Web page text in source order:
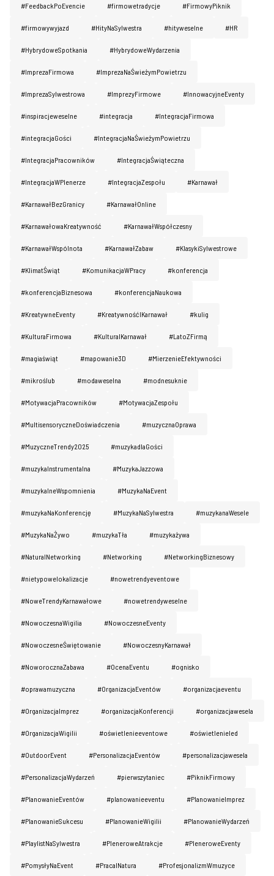
#FeedbackPoEvencie #firmowetradycje #FirmowyPiknik
#firmowywyjazd #HityNaSylwestra #hityweselne #HR
#HybrydoweSpotkania #HybrydoweWydarzenia
#ImprezaFirmowa #ImprezaNaŚwieżymPowietrzu
#ImprezaSylwestrowa #ImprezyFirmowe #InnowacyjneEventy
#inspiracjeweselne #integracja #IntegracjaFirmowa
#integracjaGości #IntegracjaNaŚwieżymPowietrzu
#IntegracjaPracowników #IntegracjaŚwiąteczna
#IntegracjaWPlenerze #IntegracjaZespołu #Karnawał
#KarnawałBezGranicy #KarnawałOnline
#KarnawałowaKreatywność #KarnawałWspółczesny
#KarnawałWspólnota #KarnawałZabaw #KlasykiSylwestrowe
#KlimatŚwiąt #KomunikacjaWPracy #konferencja
#konferencjaBiznesowa #konferencjaNaukowa
#KreatywneEventy #KreatywnośćIKarnawał #kulig
#KulturaFirmowa #KulturaIKarnawał #LatoZFirmą
#magiaświąt #mapowanie3D #MierzenieEfektywności
#mikroślub #modaweselna #modnesuknie
#MotywacjaPracowników #MotywacjaZespołu
#MultisensoryczneDoświadczenia #muzycznaOprawa
#MuzyczneTrendy2025 #muzykadlaGości
#muzykaInstrumentalna #MuzykaJazzowa
#muzykalneWspomnienia #MuzykaNaEvent
#muzykaNaKonferencję #MuzykaNaSylwestra #muzykanaWesele
#MuzykaNaŻywo #muzykaTła #muzykażywa
#NaturaINetworking #Networking #NetworkingBiznesowy
#nietypowelokalizacje #nowetrendyeventowe
#NoweTrendyKarnawałowe #nowetrendyweselne
#NowoczesnaWigilia #NowoczesneEventy
#NowoczesneŚwiętowanie #NowoczesnyKarnawał
#NoworocznaZabawa #OcenaEventu #ognisko
#oprawamuzyczna #OrganizacjaEventów #organizacjaeventu
#OrganizacjaImprez #organizacjaKonferencji #organizacjawesela
#OrganizacjaWigilii #oświetlenieeventowe #oświetlenieled
#OutdoorEvent #PersonalizacjaEventów #personalizacjawesela
#PersonalizacjaWydarzeń #pierwszytaniec #PiknikFirmowy
#PlanowanieEventów #planowanieeventu #PlanowanieImprez
#PlanowanieSukcesu #PlanowanieWigilii #PlanowanieWydarzeń
#PlaylistNaSylwestra #PleneroweAtrakcje #PleneroweEventy
#PomysłyNaEvent #PracaINatura #ProfesjonalizmWmuzyce